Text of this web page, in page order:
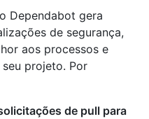
Dependabot gera
de segurança,
aos processos e
projeto. Por
de pull para